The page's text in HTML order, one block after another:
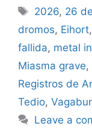
Tags
2026, 26
dromos, Eihort,
fallida, metal
Miasma grave,
Registros de
Tedio,
Leave a